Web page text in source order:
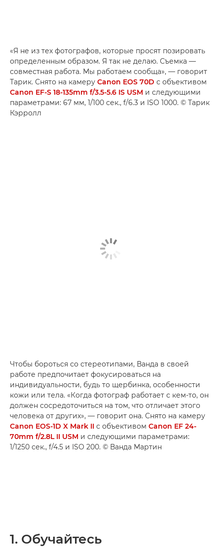
«Я не из тех фотографов, которые просят позировать
определенным образом. Я так не делаю. Съемка —
совместная работа. Мы работаем сообща», — говорит
Тарик. Снято на камеру Canon EOS 70D с объективом
Canon EF-S 18-135mm f/3.5-5.6 IS USM и следующими
параметрами: 67 мм, 1/100 сек., f/6.3 и ISO 1000. © Тарик
Кэрролл
Чтобы бороться со стереотипами, Ванда в своей
работе предпочитает фокусироваться на
индивидуальности, будь то щербинка, особенности
кожи или тела. «Когда фотограф работает с кем-то, он
должен сосредоточиться на том, что отличает этого
человека от других», — говорит она. Снято на камеру
Canon EOS-1D X Mark II с объективом Canon EF 24-
70mm f/2.8L II USM и следующими параметрами:
1/1250 сек., f/4.5 и ISO 200. © Ванда Мартин
1. Обучайтесь